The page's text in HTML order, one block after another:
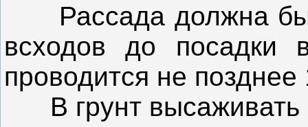
Рассада должна
всходов до посадки
проводится не
В грунт высаживать